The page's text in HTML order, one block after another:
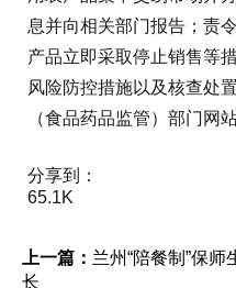
息并向相关部门报告；责
产品立即采取停止销售等
风险防控措施以及核查处
（食品药品监管）部门网
分享到：
65.1K
上一篇： 兰州“陪餐制”保
长